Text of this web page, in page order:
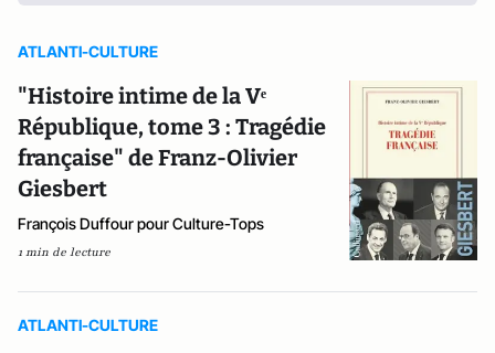
ATLANTI-CULTURE
"Histoire intime de la Vᵉ
République, tome 3 : Tragédie
française" de Franz-Olivier
Giesbert
François Duffour pour Culture-Tops
1 min de lecture
ATLANTI-CULTURE